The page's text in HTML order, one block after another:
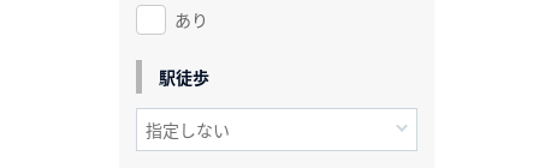
あり
駅徒歩